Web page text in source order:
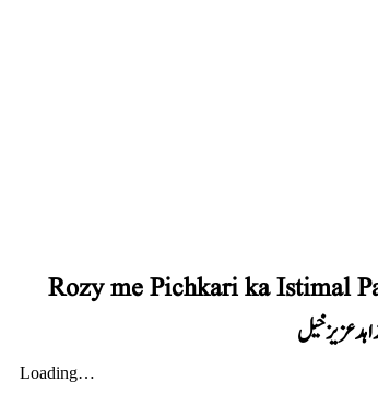
Rozy me Pichkari ka Istimal
عزیز خیل